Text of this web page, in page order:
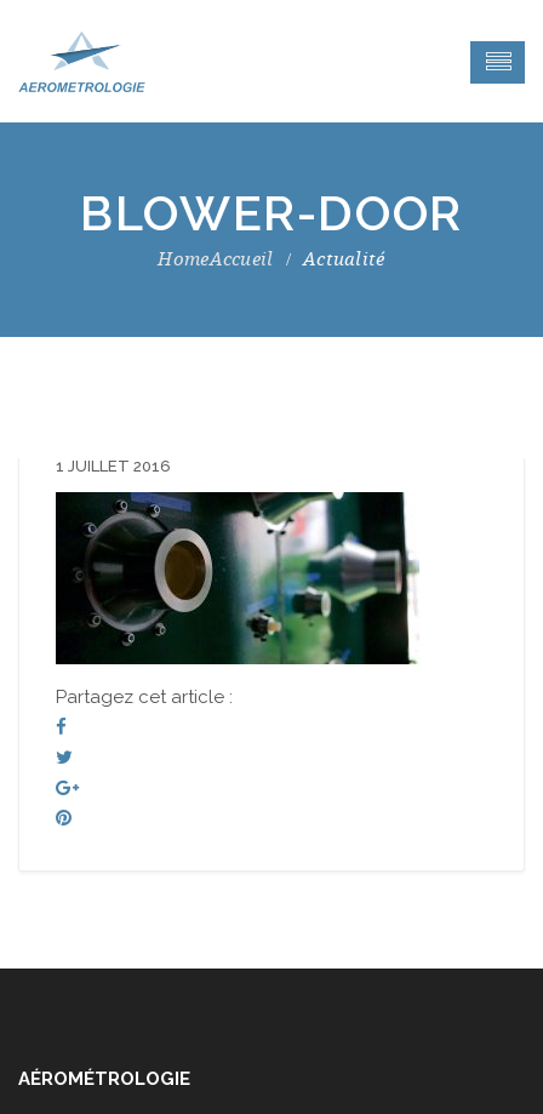
BLOWER-DOOR
Accueil Actualité
1 JUILLET 2016
Partagez cet article :
AÉROMÉTROLOGIE